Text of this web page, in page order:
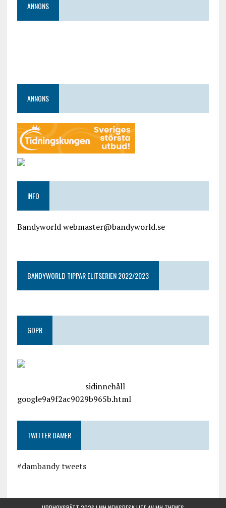
ANNONS
ANNONS
INFO
Bandyworld webmaster@bandyworld.se
BANDYWORLD TIPPAR ELITSERIEN 2022/2023
GDPR
sidinnehåll
google9a9f2ac9029b965b.html
TWITTER DAMER
#dambandy tweets